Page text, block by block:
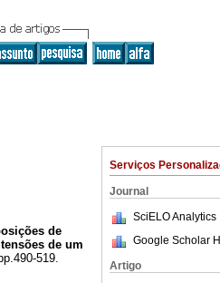
Serviços
Journal
SciELO Analytics
Google Scholar
Artigo
de
de um
519.